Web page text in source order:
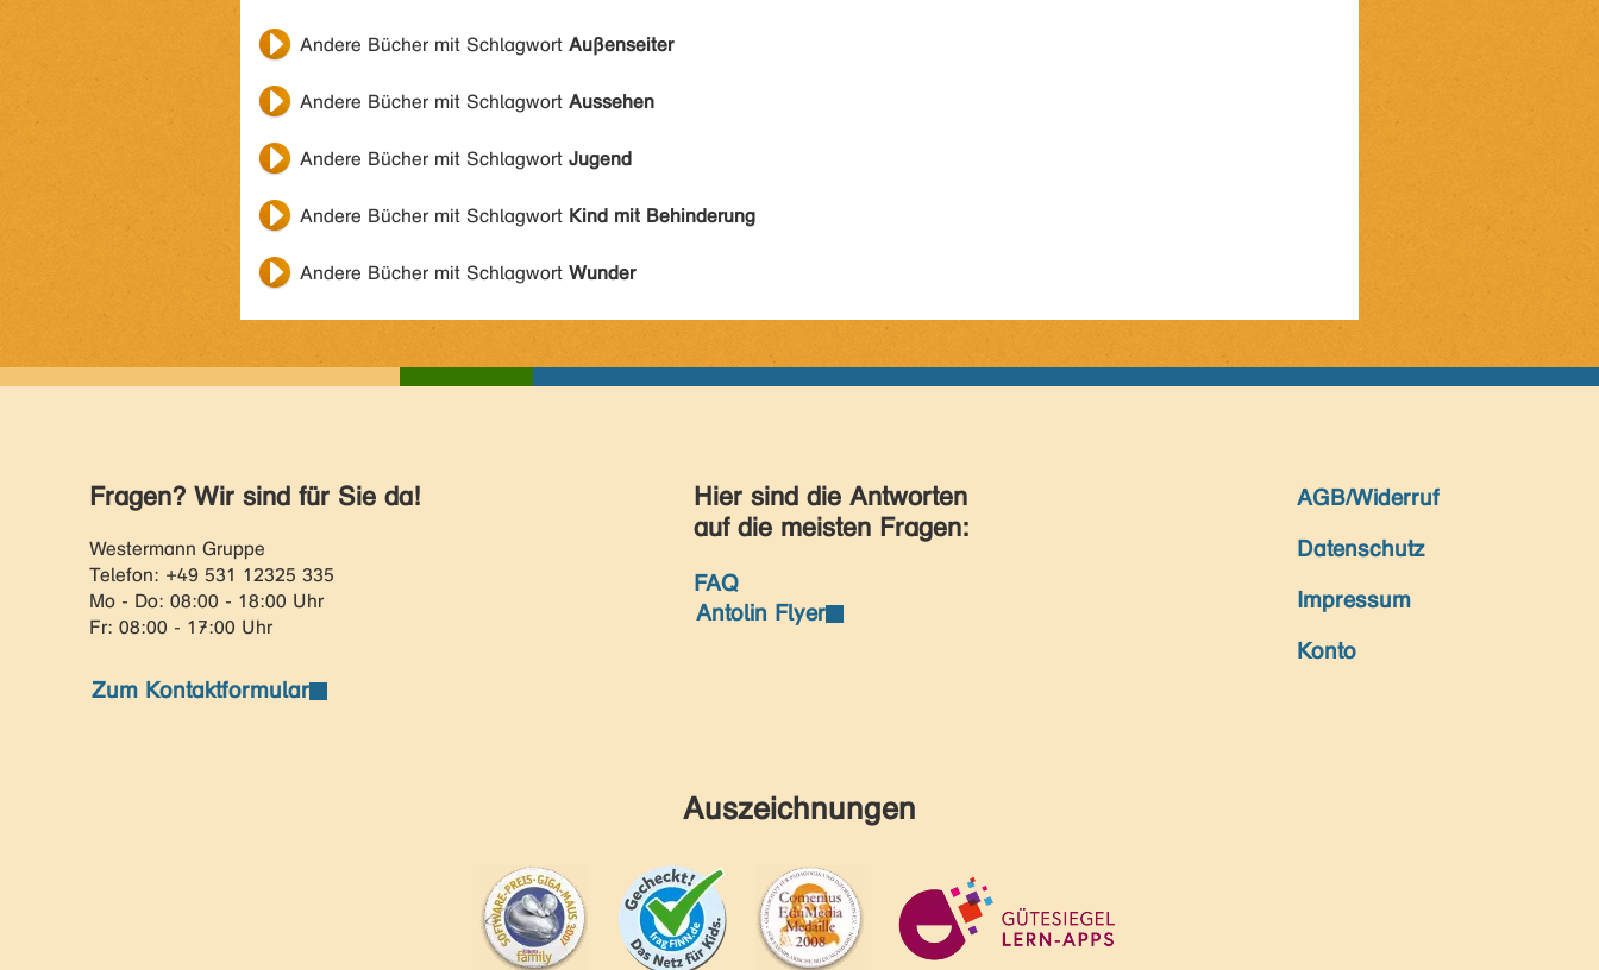
Andere Bücher mit Schlagwort Außenseiter
Andere Bücher mit Schlagwort Aussehen
Andere Bücher mit Schlagwort Jugend
Andere Bücher mit Schlagwort Kind mit Behinderung
Andere Bücher mit Schlagwort Wunder